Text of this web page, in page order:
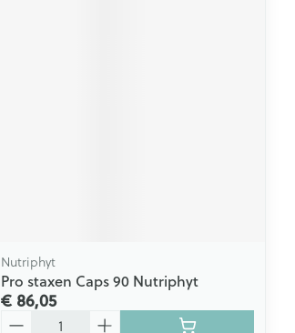
Nutriphyt
Pro staxen Caps 90 Nutriphyt
€ 86,05